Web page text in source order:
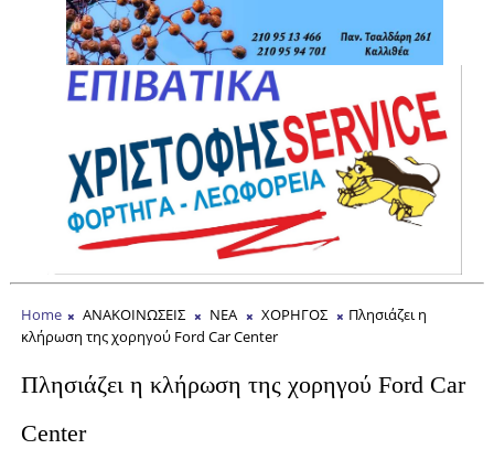
Home ΑΝΑΚΟΙΝΩΣΕΙΣ ΝΕΑ ΧΟΡΗΓΟΣ
Πλησιάζει η
κλήρωση της χορηγού Ford Car Center
Πλησιάζει η κλήρωση της χορηγού Ford Car
Center